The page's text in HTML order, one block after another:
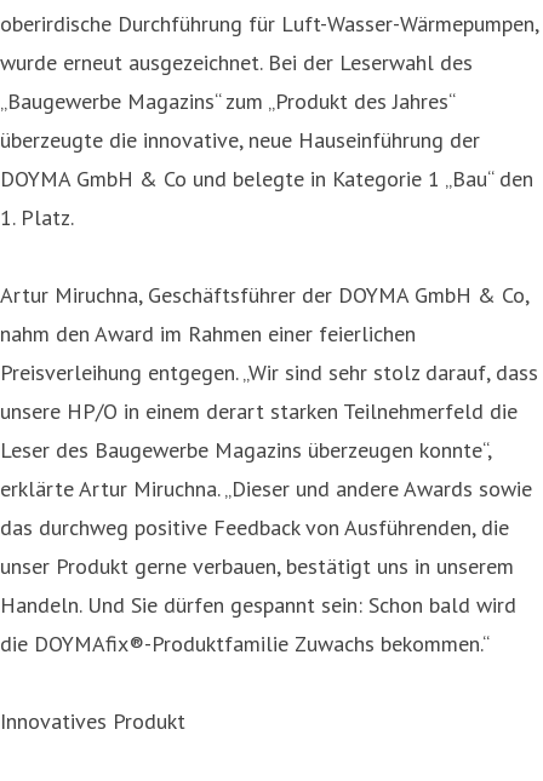
oberirdische Durchführung für Luft-Wasser-Wärmepumpen,
wurde erneut ausgezeichnet. Bei der Leserwahl des
„Baugewerbe Magazins“ zum „Produkt des Jahres“
überzeugte die innovative, neue Hauseinführung der
DOYMA GmbH & Co und belegte in Kategorie 1 „Bau“ den
1. Platz.
Artur Miruchna, Geschäftsführer der DOYMA GmbH & Co,
nahm den Award im Rahmen einer feierlichen
Preisverleihung entgegen. „Wir sind sehr stolz darauf, dass
unsere HP/O in einem derart starken Teilnehmerfeld die
Leser des Baugewerbe Magazins überzeugen konnte“,
erklärte Artur Miruchna. „Dieser und andere Awards sowie
das durchweg positive Feedback von Ausführenden, die
unser Produkt gerne verbauen, bestätigt uns in unserem
Handeln. Und Sie dürfen gespannt sein: Schon bald wird
die DOYMAfix®-Produktfamilie Zuwachs bekommen.“
Innovatives Produkt